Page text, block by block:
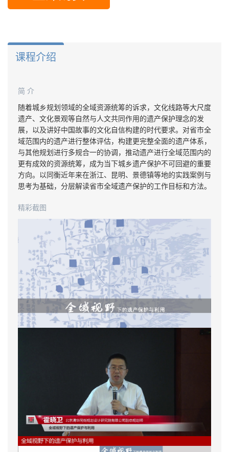
课程介绍
简 介
随着城乡规划领域的全域资源统筹的诉求，文化线路等大尺度
遗产、文化景观等自然与人文共同作用的遗产保护理念的发
展，以及讲好中国故事的文化自信构建的时代要求。对省市全
域范围内的遗产进行整体评估，构建更完整全面的遗产体系，
与其他规划进行多规合一的协调，推动遗产进行全域范围内的
更有成效的资源统筹，成为当下城乡遗产保护不可回避的重要
方向。以同衡近年来在浙江、昆明、景德镇等地的实践案例与
思考为基础，分层解读省市全域遗产保护的工作目标和方法。
精彩截图